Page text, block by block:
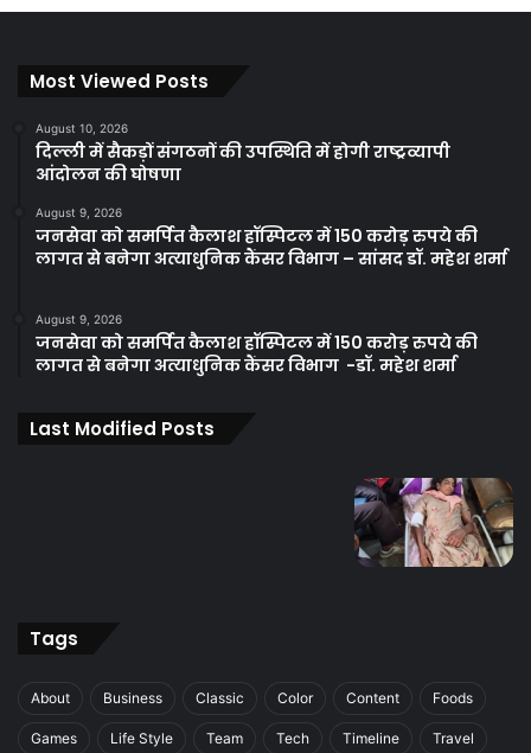
Most Viewed Posts
August 10, 2026
दिल्ली में सैकड़ों संगठनों की उपस्थिति में होगी राष्ट्रव्यापी
आंदोलन की घोषणा
August 9, 2026
जनसेवा को समर्पित कैलाश हॉस्पिटल में 150 करोड़ रुपये की
लागत से बनेगा अत्याधुनिक कैंसर विभाग – सांसद डॉ. महेश शर्मा
August 9, 2026
जनसेवा को समर्पित कैलाश हॉस्पिटल में 150 करोड़ रुपये की
लागत से बनेगा अत्याधुनिक कैंसर विभाग -डॉ. महेश शर्मा
Last Modified Posts
Tags
About Business Classic Color Content Foods
Games Life Style Team Tech Timeline Travel